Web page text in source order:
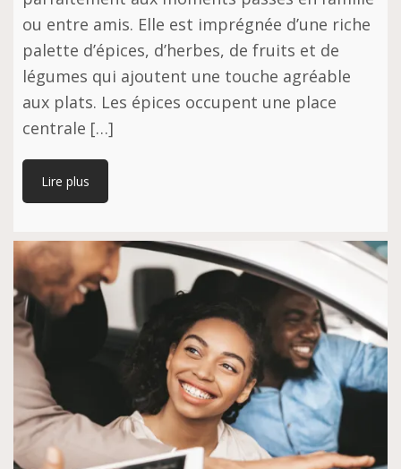
ou entre amis. Elle est imprégnée d’une riche
palette d’épices, d’herbes, de fruits et de
légumes qui ajoutent une touche agréable
aux plats. Les épices occupent une place
centrale […]
Lire plus